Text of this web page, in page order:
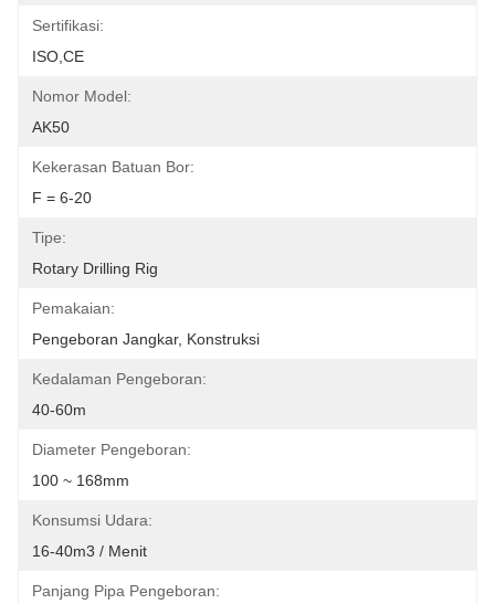
Sertifikasi:
ISO,CE
Nomor Model:
AK50
Kekerasan Batuan Bor:
F = 6-20
Tipe:
Rotary Drilling Rig
Pemakaian:
Pengeboran Jangkar, Konstruksi
Kedalaman Pengeboran:
40-60m
Diameter Pengeboran:
100 ~ 168mm
Konsumsi Udara:
16-40m3 / Menit
Panjang Pipa Pengeboran: